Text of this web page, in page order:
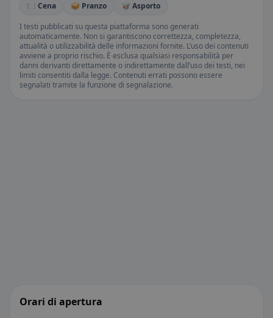
🍽️ Cena
🥪 Pranzo
🥡 Asporto
I testi pubblicati su questa piattaforma sono generati
automaticamente. Non si garantiscono correttezza, completezza,
attualità o utilizzabilità delle informazioni fornite. L’uso dei contenuti
avviene a proprio rischio. È esclusa qualsiasi responsabilità per
danni derivanti direttamente o indirettamente dall’uso dei testi, nei
limiti consentiti dalla legge. Contenuti errati possono essere
segnalati tramite la funzione di segnalazione.
Orari di apertura